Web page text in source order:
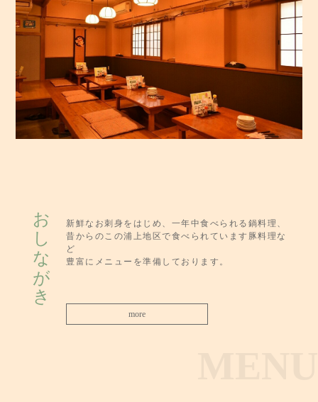
おしながき
新鮮なお刺身をはじめ、一年中食べられる鍋料理、
昔からのこの浦上地区で食べられています豚料理な
ど
豊富にメニューを準備しております。
more